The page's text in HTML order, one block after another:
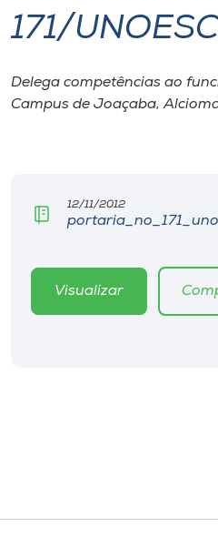
I.nova
Diplomados
CPA
Editora
171/
Delega competências ao
Campus de Joaçaba,
12/11/2012
Visualizar